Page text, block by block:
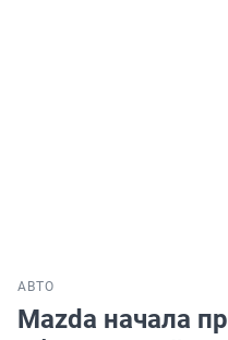
АВТО
Mazda начала